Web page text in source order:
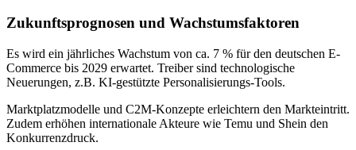
Zukunftsprognosen und Wachstumsfaktoren
Es wird ein jährliches Wachstum von ca. 7 % für den deutschen E-
Commerce bis 2029 erwartet. Treiber sind technologische
Neuerungen, z.B. KI-gestützte Personalisierungs-Tools.
Marktplatzmodelle und C2M-Konzepte erleichtern den Markteintritt.
Zudem erhöhen internationale Akteure wie Temu und Shein den
Konkurrenzdruck.